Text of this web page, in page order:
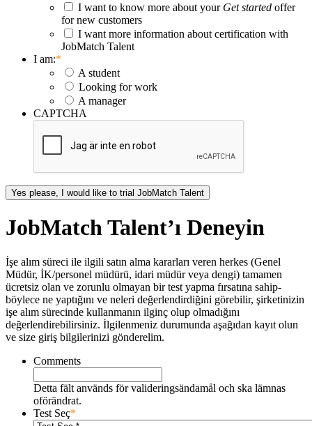
I want to know more about your Get started offer
for new customers
I want more information about certification with
JobMatch Talent
I am:*
A student
Looking for work
A manager
CAPTCHA
Yes please, I would like to trial JobMatch Talent
JobMatch Talent’ı Deneyin
İşe alım süreci ile ilgili satın alma kararları veren herkes (Genel
Müdür, İK/personel müdürü, idari müdür veya dengi) tamamen
ücretsiz olan ve zorunlu olmayan bir test yapma fırsatına sahip-
böylece ne yaptığını ve neleri değerlendirdiğini görebilir, şirketinizin
işe alım sürecinde kullanmanın ilginç olup olmadığını
değerlendirebilirsiniz. İlgilenmeniz durumunda aşağıdan kayıt olun
ve size giriş bilgilerinizi gönderelim.
Comments
Detta fält används för valideringsändamål och ska lämnas
oförändrat.
Test Seç*